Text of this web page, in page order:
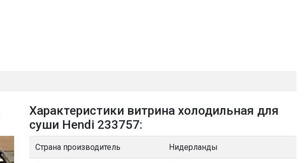
Характеристики витрина холодильная для
суши Hendi 233757:
Страна производитель Нидерланды